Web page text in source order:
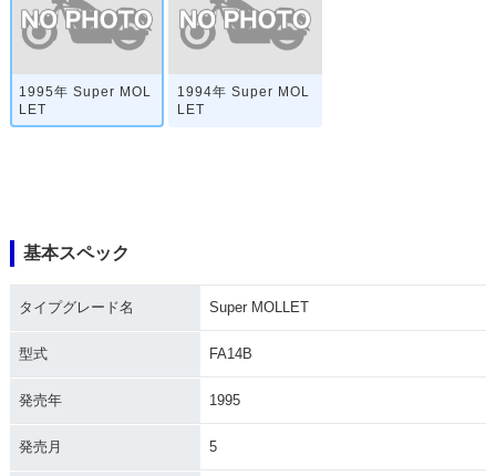
1995年 Super MOL
LET
1994年 Super MOL
LET
基本スペック
タイプグレード名 Super MOLLET
型式 FA14B
発売年 1995
発売月 5